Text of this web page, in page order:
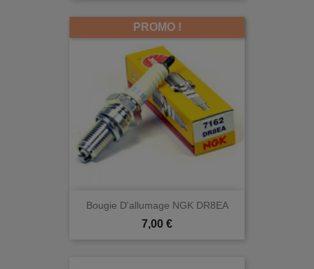
Bougie D'allumage NGK DR8EA
Prix
7,00 €
PROMO !